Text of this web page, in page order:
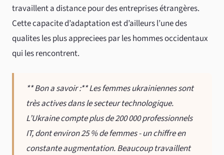
travaillent a distance pour des entreprises étrangères.
Cette capacite d’adaptation est d’ailleurs l’une des
qualites les plus appreciees par les hommes occidentaux
qui les rencontrent.
** Bon a savoir :** Les femmes ukrainiennes sont
très actives dans le secteur technologique.
L’Ukraine compte plus de 200 000 professionnels
IT, dont environ 25 % de femmes - un chiffre en
constante augmentation. Beaucoup travaillent